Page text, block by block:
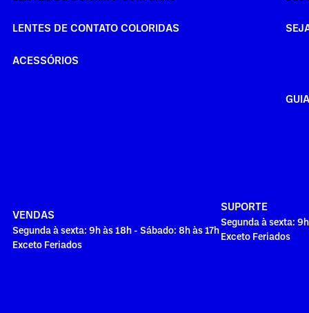
LENTES DE CONTATO COLORIDAS
ACESSÓRIOS
VENDAS
Segunda à sexta: 9h às 18h - Sábado: 8h às 17h
Exceto Feriados
SUPORTE
Segunda à sexta:
Exceto Feriados